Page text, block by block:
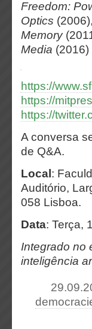
Freedom:
Optics (2006),
Memory
Media (2016)
https://
https://
https://
A conversa
de Q&A.
Local :
Auditório,
058 Lisboa.
Data: Terça,
Integrado no
inteligência